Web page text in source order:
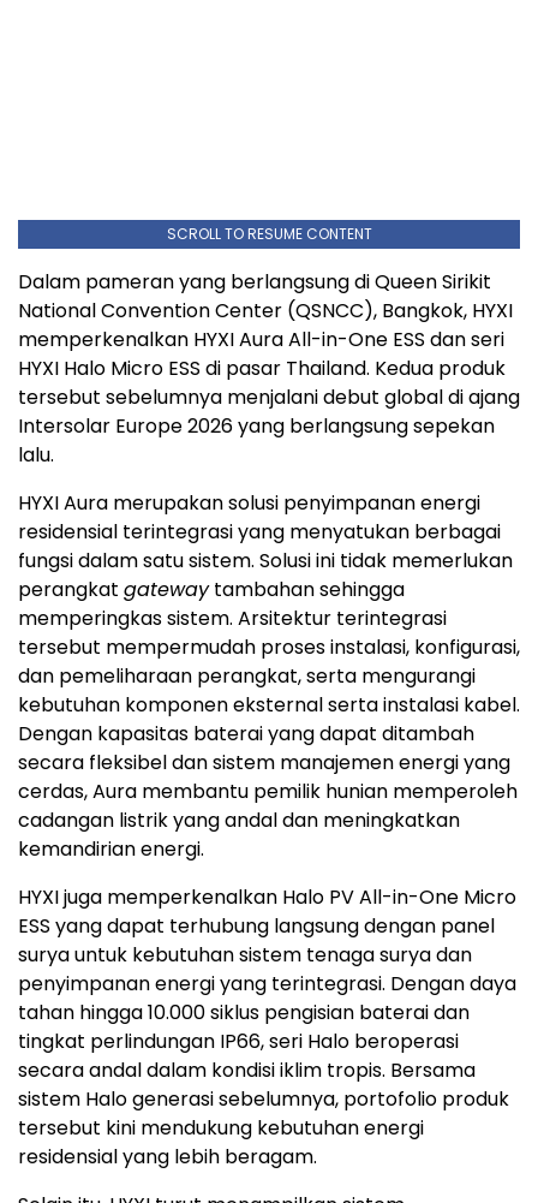
SCROLL TO RESUME CONTENT
Dalam pameran yang berlangsung di Queen Sirikit
National Convention Center (QSNCC), Bangkok, HYXI
memperkenalkan HYXI Aura All-in-One ESS dan seri
HYXI Halo Micro ESS di pasar Thailand. Kedua produk
tersebut sebelumnya menjalani debut global di ajang
Intersolar Europe 2026 yang berlangsung sepekan
lalu.
HYXI Aura merupakan solusi penyimpanan energi
residensial terintegrasi yang menyatukan berbagai
fungsi dalam satu sistem. Solusi ini tidak memerlukan
perangkat gatewaytambahan sehingga
memperingkas sistem. Arsitektur terintegrasi
tersebut mempermudah proses instalasi, konfigurasi,
dan pemeliharaan perangkat, serta mengurangi
kebutuhan komponen eksternal serta instalasi kabel.
Dengan kapasitas baterai yang dapat ditambah
secara fleksibel dan sistem manajemen energi yang
cerdas, Aura membantu pemilik hunian memperoleh
cadangan listrik yang andal dan meningkatkan
kemandirian energi.
HYXI juga memperkenalkan Halo PV All-in-One Micro
ESS yang dapat terhubung langsung dengan panel
surya untuk kebutuhan sistem tenaga surya dan
penyimpanan energi yang terintegrasi. Dengan daya
tahan hingga 10.000 siklus pengisian baterai dan
tingkat perlindungan IP66, seri Halo beroperasi
secara andal dalam kondisi iklim tropis. Bersama
sistem Halo generasi sebelumnya, portofolio produk
tersebut kini mendukung kebutuhan energi
residensial yang lebih beragam.